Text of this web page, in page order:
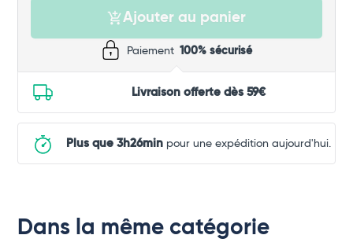
Ajouter au panier
Paiement 100% sécurisé
Livraison offerte dès 59€
Plus que 3h26min pour une expédition aujourd'hui.
Dans la même catégorie